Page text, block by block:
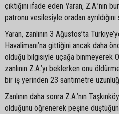
çıktığını ifade eden Yaran, Z.A.’nın
patronu vesilesiyle oradan
Yaran, zanlının 3 Ağustos’ta
Havalimanı’na gittiğini ancak daha
olduğu bilgisiyle uçağa binmeyerek
zanlının Z.A.’yı beklerken onu
bir iş yerinden 23 santimetre
Zanlının daha sonra Z.A.’nın
olduğunu öğrenerek peşine